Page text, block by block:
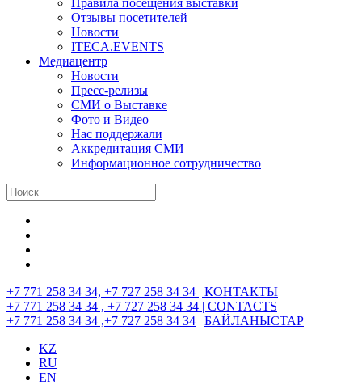
Правила посещения выставки
Отзывы посетителей
Новости
ITECA.EVENTS
Медиацентр
Новости
Пресс-релизы
СМИ о Выставке
Фото и Видео
Нас поддержали
Аккредитация СМИ
Информационное сотрудничество
+7 771 258 34 34, +7 727 258 34 34 | КОНТАКТЫ
+7 771 258 34 34 , +7 727 258 34 34 | CONTACTS
+7 771 258 34 34 ,+7 727 258 34 34 | БАЙЛАНЫСТАР
KZ
RU
EN